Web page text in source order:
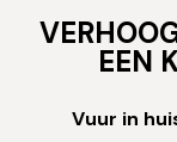
EEN
Vuur in